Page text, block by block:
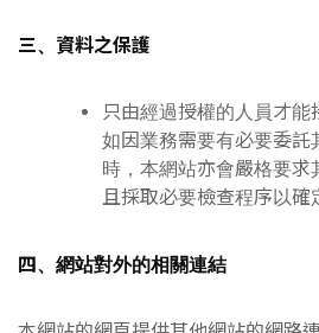
三、資料之保護
只由經過授權的人員才能
如因業務需要有必要委託
時，本網站亦會嚴格要求
且採取必要檢查程序以確
四、網站對外的相關連結